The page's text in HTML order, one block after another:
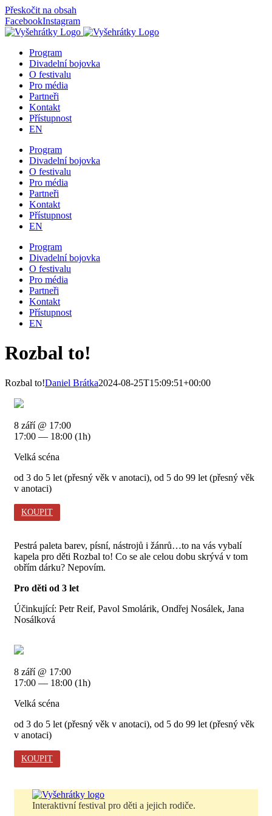
Přeskočit na obsah
FacebookInstagram
Program
Divadelní bojovka
O festivalu
Pro média
Partneři
Kontakt
Přístupnost
EN
Program
Divadelní bojovka
O festivalu
Pro média
Partneři
Kontakt
Přístupnost
EN
Program
Divadelní bojovka
O festivalu
Pro média
Partneři
Kontakt
Přístupnost
EN
Rozbal to!
Rozbal to!Daniel Brátka2024-08-25T15:09:51+00:00
Pestrá paleta barev, písní, nástrojů i žánrů…to na vás vybalí
kapela pro děti Rozbal to! Co se ale celou dobu skrývá v tom
obřím dárku? Nepovím.
Pro děti od 3 let
Účinkující: Petr Reif, Pavol Smolárik, Ondřej Nosálek, Jana
Nosálková
8 září @ 17:00
17:00 — 18:00 (1h)
Velká scéna
od 3 do 5 let (přesný věk v anotaci), od 5 do 99 let (přesný věk
v anotaci)
KOUPIT
Interaktivní festival pro děti a jejich rodiče.
8 září @ 17:00
17:00 — 18:00 (1h)
Velká scéna
od 3 do 5 let (přesný věk v anotaci), od 5 do 99 let (přesný věk
v anotaci)
KOUPIT